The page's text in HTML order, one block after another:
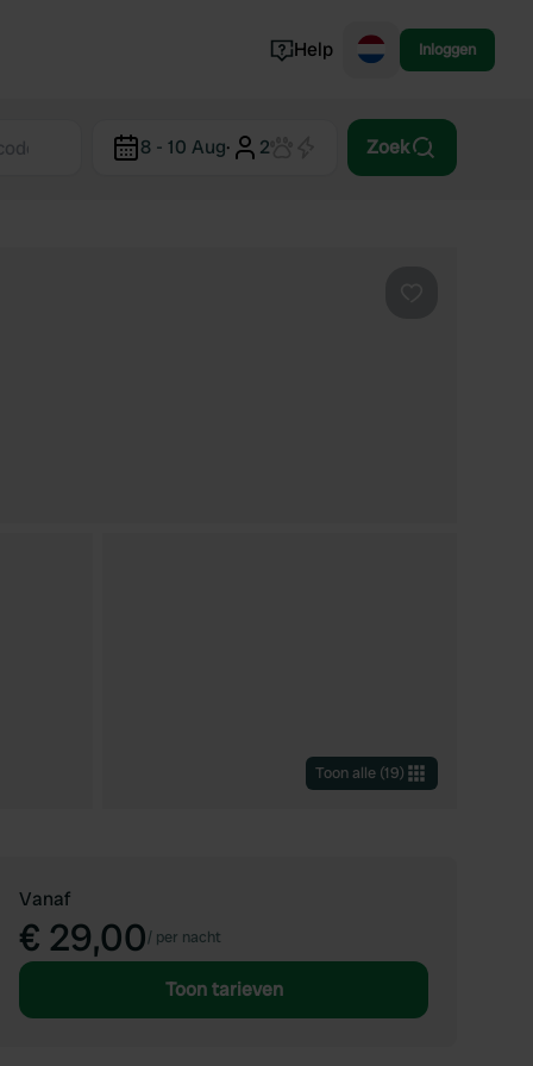
Portugal
Help Inloggen
8 - 10 Aug· 2 Zoek
Toon alle (19)
Vanaf
€ 29,00/ per nacht
Toon tarieven